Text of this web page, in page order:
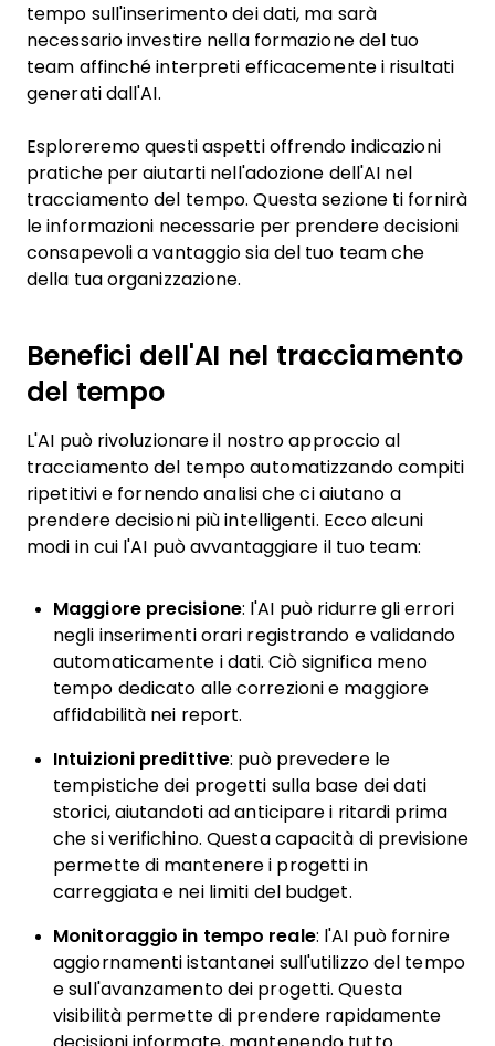
tempo sull'inserimento dei dati, ma sarà
necessario investire nella formazione del tuo
team affinché interpreti efficacemente i risultati
generati dall'AI.
Esploreremo questi aspetti offrendo indicazioni
pratiche per aiutarti nell'adozione dell'AI nel
tracciamento del tempo. Questa sezione ti fornirà
le informazioni necessarie per prendere decisioni
consapevoli a vantaggio sia del tuo team che
della tua organizzazione.
Benefici dell'AI nel tracciamento
del tempo
L'AI può rivoluzionare il nostro approccio al
tracciamento del tempo automatizzando compiti
ripetitivi e fornendo analisi che ci aiutano a
prendere decisioni più intelligenti. Ecco alcuni
modi in cui l'AI può avvantaggiare il tuo team:
Maggiore precisione: l'AI può ridurre gli errori
negli inserimenti orari registrando e validando
automaticamente i dati. Ciò significa meno
tempo dedicato alle correzioni e maggiore
affidabilità nei report.
Intuizioni predittive: può prevedere le
tempistiche dei progetti sulla base dei dati
storici, aiutandoti ad anticipare i ritardi prima
che si verifichino. Questa capacità di previsione
permette di mantenere i progetti in
carreggiata e nei limiti del budget.
Monitoraggio in tempo reale: l'AI può fornire
aggiornamenti istantanei sull'utilizzo del tempo
e sull'avanzamento dei progetti. Questa
visibilità permette di prendere rapidamente
decisioni informate, mantenendo tutto